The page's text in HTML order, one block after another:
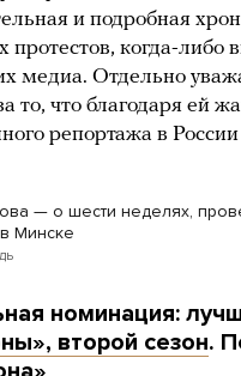
и подробная
протестов, когда-либо
медиа. Отдельно
то, что благодаря ей
репортажа в
— о шести неделях,
Минске
номинация:
второй сезон.